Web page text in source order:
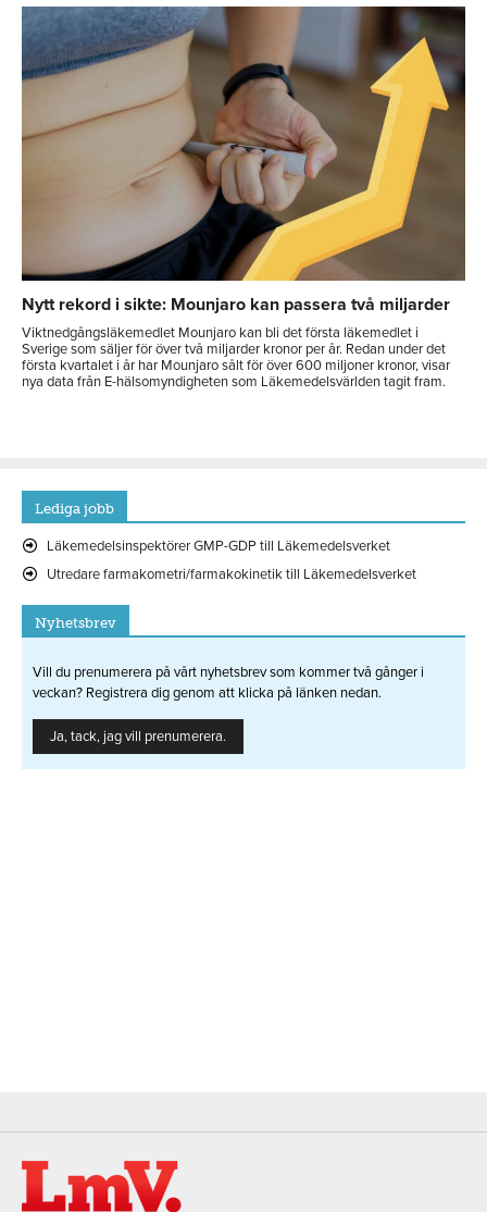
Nytt rekord i sikte: Mounjaro kan passera två miljarder
Viktnedgångsläkemedlet Mounjaro kan bli det första läkemedlet i
Sverige som säljer för över två miljarder kronor per år. Redan under det
första kvartalet i år har Mounjaro sålt för över 600 miljoner kronor, visar
nya data från E-hälsomyndigheten som Läkemedelsvärlden tagit fram.
Lediga jobb
Läkemedelsinspektörer GMP-GDP till Läkemedelsverket
Utredare farmakometri/farmakokinetik till Läkemedelsverket
Nyhetsbrev
Vill du prenumerera på vårt nyhetsbrev som kommer två gånger i
veckan? Registrera dig genom att klicka på länken nedan.
Ja, tack, jag vill prenumerera.